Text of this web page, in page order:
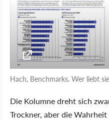
Hach, Benchmarks. Wer liebt
Die Kolumne dreht sich
Trockner, aber die